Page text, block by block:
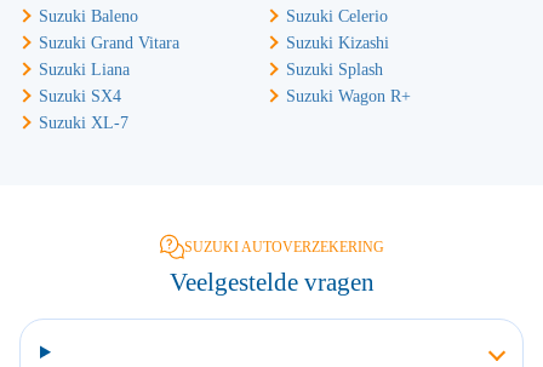
Suzuki Baleno
Suzuki Celerio
Suzuki Grand Vitara
Suzuki Kizashi
Suzuki Liana
Suzuki Splash
Suzuki SX4
Suzuki Wagon R+
Suzuki XL-7
SUZUKI AUTOVERZEKERING
Veelgestelde vragen